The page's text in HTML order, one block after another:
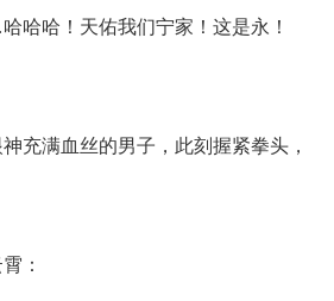
哈！天佑我们宁家！这是永！
满血丝的男子，此刻握紧拳头，
：